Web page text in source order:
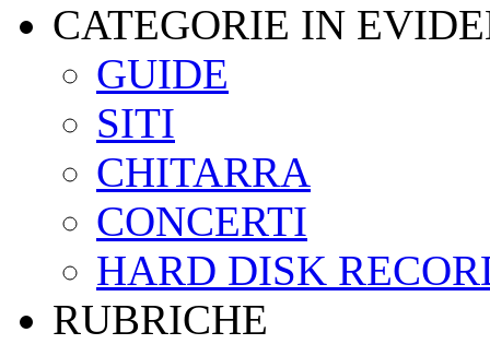
CATEGORIE IN
GUIDE
SITI
CHITARRA
CONCERTI
HARD DISK
RUBRICHE